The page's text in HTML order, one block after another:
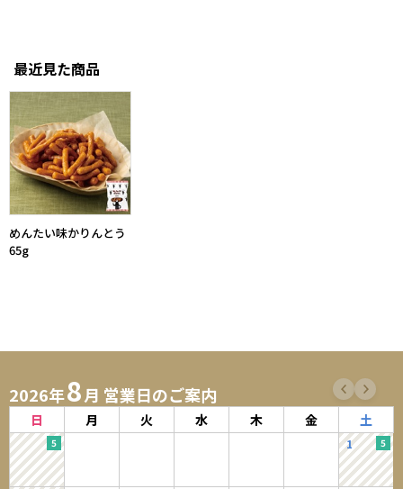
最近見た商品
めんたい味かりんとう
65g
2026年8月 営業日のご案内
日 月 火 水 木 金 土
1